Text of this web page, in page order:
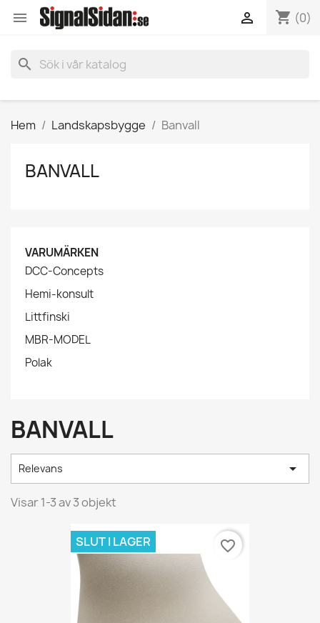
 shopping_cart (0)

search
Hem Landskapsbygge Banvall
BANVALL
VARUMÄRKEN
DCC-Concepts
Hemi-konsult
Littfinski
MBR-MODEL
Polak
BANVALL
Relevans 
Visar 1-3 av 3 objekt
SLUT I LAGER favorite_border